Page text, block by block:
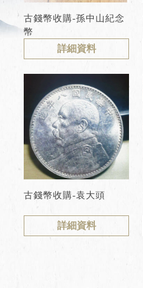
古錢幣收購-孫中山紀念
幣
詳細資料
古錢幣收購-袁大頭
詳細資料